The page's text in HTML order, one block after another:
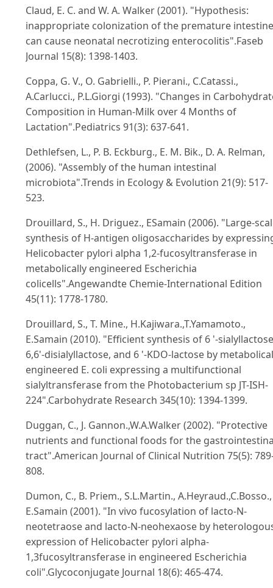
Claud, E. C. and W. A. Walker (2001). "Hypothesis:
inappropriate colonization of the premature intestine
can cause neonatal necrotizing enterocolitis".Faseb
Journal 15(8): 1398-1403.
Coppa, G. V., O. Gabrielli., P. Pierani., C.Catassi.,
A.Carlucci., P.L.Giorgi (1993). "Changes in
Composition in Human-Milk over 4 Months of
Lactation".Pediatrics 91(3): 637-641.
Dethlefsen, L., P. B. Eckburg., E. M. Bik., D. A. Relman,
(2006). "Assembly of the human intestinal
microbiota".Trends in Ecology & Evolution 21(9): 517-
523.
Drouillard, S., H. Driguez., ESamain (2006). "Large-
synthesis of H-antigen oligosaccharides by
Helicobacter pylori alpha 1,2-fucosyltransferase in
metabolically engineered Escherichia
colicells".Angewandte Chemie-International Edition
45(11): 1778-1780.
Drouillard, S., T. Mine., H.Kajiwara.,T.Yamamoto.,
E.Samain (2010). "Efficient synthesis of 6 '-
6,6'-disialyllactose, and 6 '-KDO-lactose by
engineered E. coli expressing a multifunctional
sialyltransferase from the Photobacterium sp JT-ISH-
224".Carbohydrate Research 345(10): 1394-1399.
Duggan, C., J. Gannon.,W.A.Walker (2002). "Protective
nutrients and functional foods for the
tract".American Journal of Clinical Nutrition 75(5):
808.
Dumon, C., B. Priem., S.L.Martin., A.Heyraud.,C.Bosso.,
E.Samain (2001). "In vivo fucosylation of lacto-N-
neotetraose and lacto-N-neohexaose by
expression of Helicobacter pylori alpha-
1,3fucosyltransferase in engineered Escherichia
coli".Glycoconjugate Journal 18(6): 465-474.